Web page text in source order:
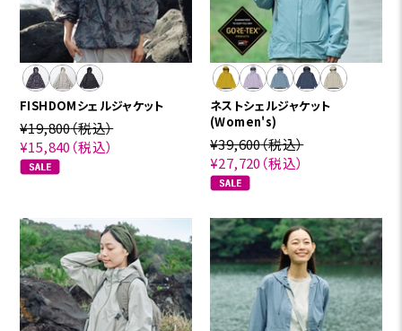
FISHDOMシェルジャケット
¥19,800（税込）
¥15,840 （税込）
ネストシェルジャケット
(Women's)
¥39,600（税込）
¥27,720 （税込）